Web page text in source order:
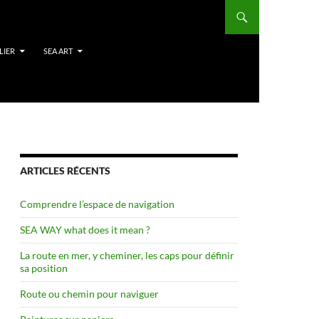
SEA ART
ARTICLES RÉCENTS
Comprendre l’espace de navigation
SEA WAY what does it mean ?
La route en mer, y cheminer, les caps pour définir
sa position
Route ou chemin pour naviguer